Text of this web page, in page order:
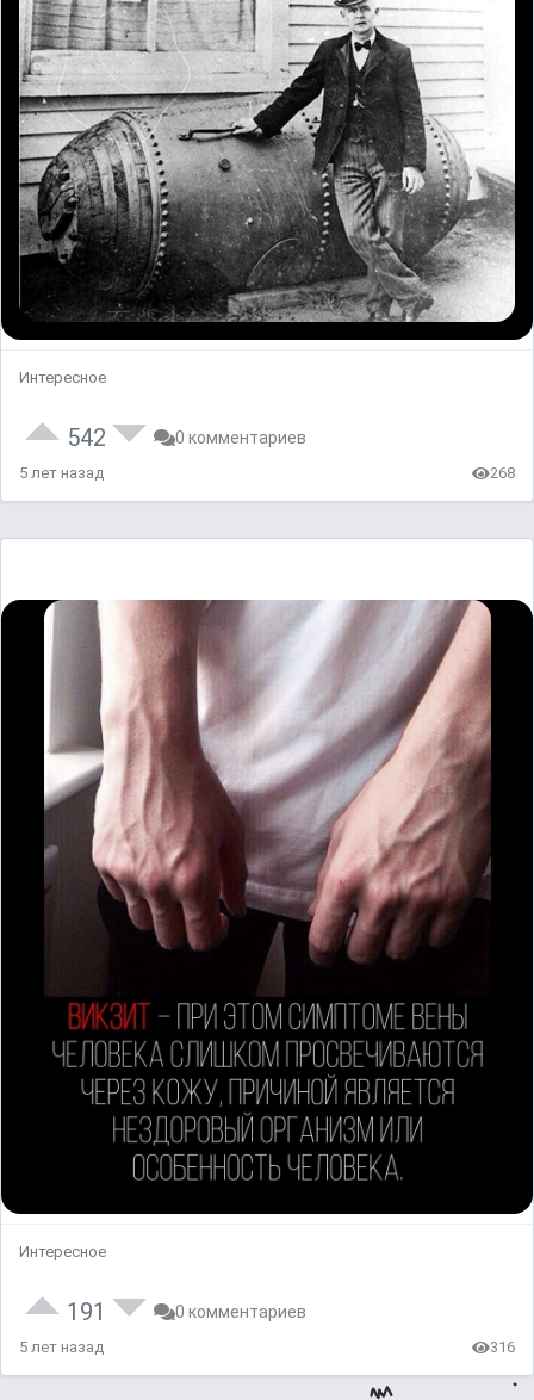
Интересное
542 0 комментариев
5 лет назад 268
Интересное
191 0 комментариев
5 лет назад 316